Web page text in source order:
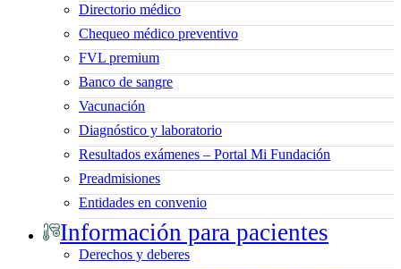
Directorio médico
Chequeo médico preventivo
FVL premium
Banco de sangre
Vacunación
Diagnóstico y laboratorio
Resultados exámenes – Portal Mi Fundación
Preadmisiones
Entidades en convenio
Información para pacientes
Derechos y deberes